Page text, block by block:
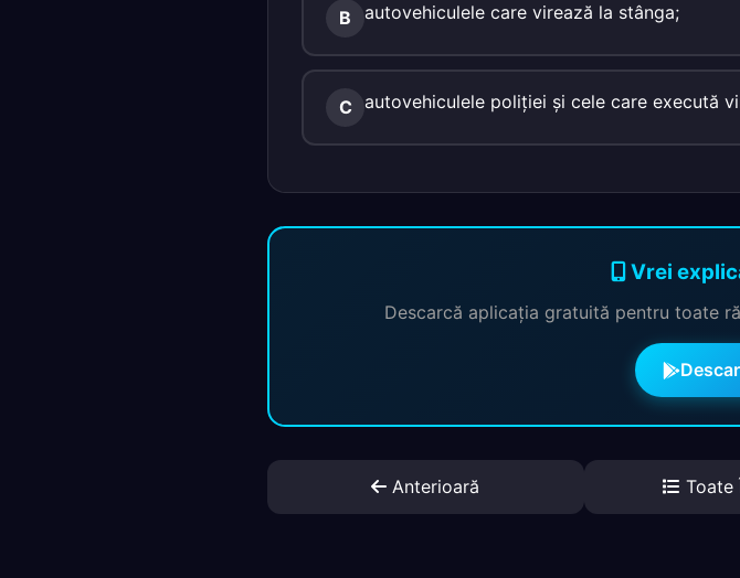
B autovehiculele care virează la stânga;
C autovehiculele poliţiei şi cele care execută
Vrei
Descarcă aplicația gratuită pentru toate
Anterioară Toate